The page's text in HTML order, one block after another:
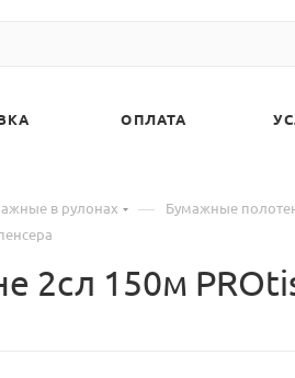
ОПЛАТА
в рулонах — Бумажные
2сл 150м